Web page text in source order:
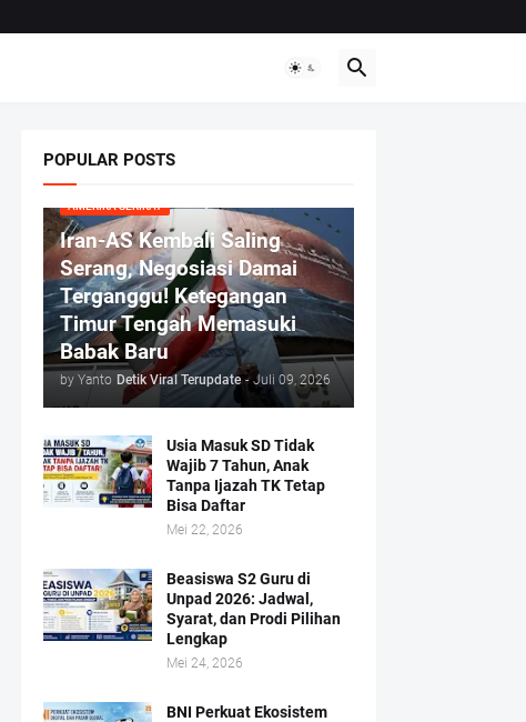
POPULAR POSTS
AMERIKA SERIKAT
Iran-AS Kembali Saling
Serang, Negosiasi Damai
Terganggu! Ketegangan
Timur Tengah Memasuki
Babak Baru
by Yanto Detik Viral Terupdate - Juli 09, 2026
Usia Masuk SD Tidak
Wajib 7 Tahun, Anak
Tanpa Ijazah TK Tetap
Bisa Daftar
Mei 22, 2026
Beasiswa S2 Guru di
Unpad 2026: Jadwal,
Syarat, dan Prodi Pilihan
Lengkap
Mei 24, 2026
BNI Perkuat Ekosistem